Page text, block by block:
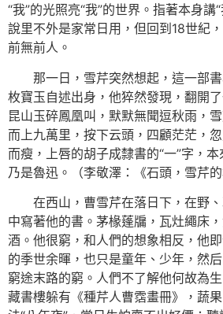
“我”的光照亮“我”的世界。指著本身講
說里不外是家常日用，但回到18世紀
前無前人。
那一日，雪芹突然想起，這一部
枚寶玉自述出身，他猝然發現，翻開了
昆山玉碎鳳凰叫，默默無聞逗秋雨，
而上九萬里，按下云頭，四顧茫茫，
而瘦，上唇的胡子成隸書的“一”字，
乃是魯迅。（李敬澤：《石頭，雪芹的
在西山，曹雪芹在落日下，在野
中寫著他的書。茅椽蓬牖，瓦灶繩床
酒。他很窮，和人們的想象相反，他
的季世余暉，也只是童年、少年，然
窮途末路的窮。人們不了解他何故為
藏書樓躲有《種芹人曹霑畫冊》，蔬